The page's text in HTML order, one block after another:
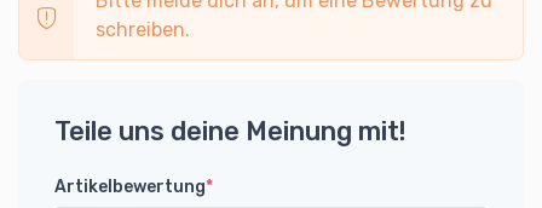
schreiben.
Teile uns deine Meinung mit!
Artikelbewertung*